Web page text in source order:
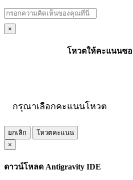
×
โหวตให้คะแนนซ
กรุณาเลือกคะแนนโหวต
ยกเลิก
โหวตคะแนน
×
ดาวน์โหลด Antigravity IDE